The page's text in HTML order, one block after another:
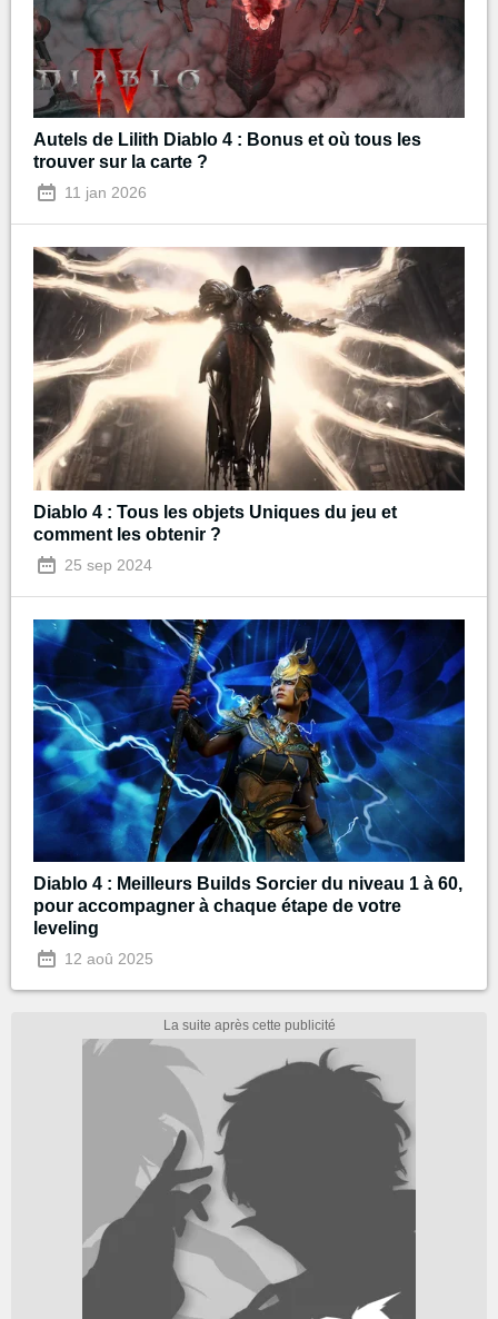
Autels de Lilith Diablo 4 : Bonus et où tous les
trouver sur la carte ?
11 jan 2026
Diablo 4 : Tous les objets Uniques du jeu et
comment les obtenir ?
25 sep 2024
Diablo 4 : Meilleurs Builds Sorcier du niveau 1 à 60,
pour accompagner à chaque étape de votre
leveling
12 aoû 2025